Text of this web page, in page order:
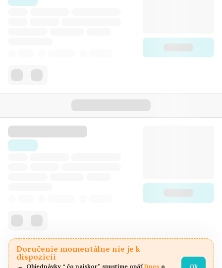
Doručenie momentálne nie je k
dispozícii
Objednávky “ čo najskor” spustíme opäť Dnes Ok